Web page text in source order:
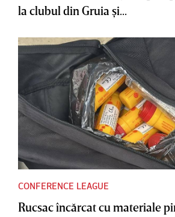
la clubul din Gruia şi...
CONFERENCE LEAGUE
Rucsac încărcat cu materiale